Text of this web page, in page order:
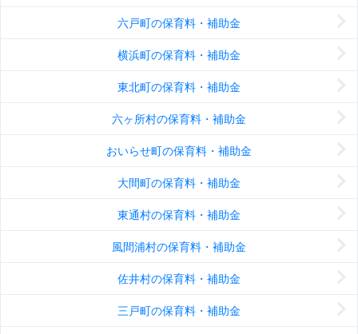
六戸町の保育料・補助金
横浜町の保育料・補助金
東北町の保育料・補助金
六ヶ所村の保育料・補助金
おいらせ町の保育料・補助金
大間町の保育料・補助金
東通村の保育料・補助金
風間浦村の保育料・補助金
佐井村の保育料・補助金
三戸町の保育料・補助金